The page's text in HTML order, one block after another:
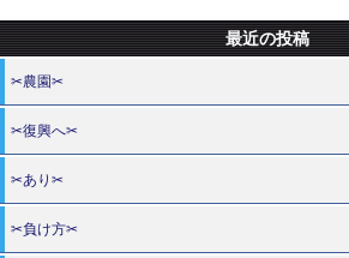
最近の投稿
✂農園✂
✂復興へ✂
✂あり✂
✂負け方✂